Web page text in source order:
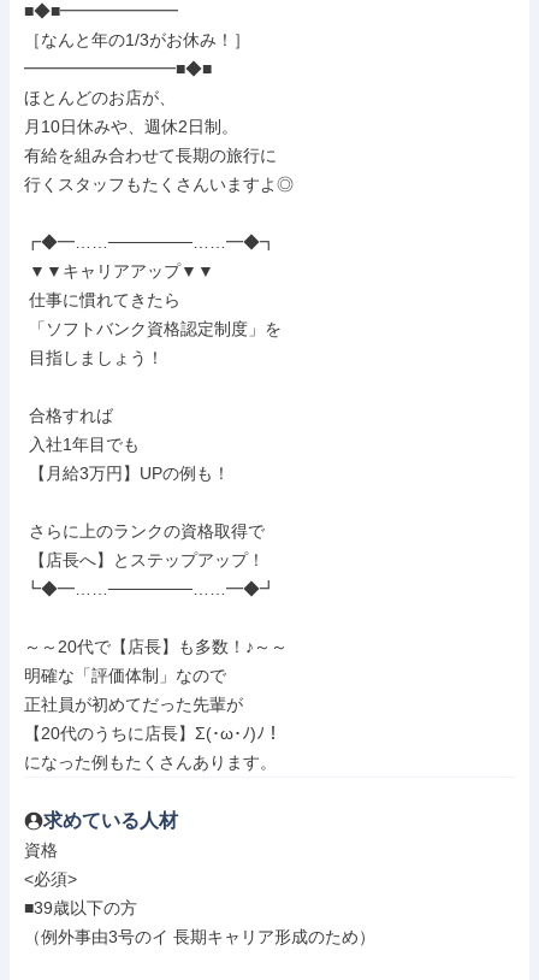
■◆■━━━━━━━
［なんと年の1/3がお休み！］
━━━━━━━━━■◆■
ほとんどのお店が、
月10日休みや、週休2日制。
有給を組み合わせて長期の旅行に
行くスタッフもたくさんいますよ◎
┏◆━……───────……━◆┓
┗◆━……───────……━◆┛
～～20代で【店長】も多数！♪～～
明確な「評価体制」なので
正社員が初めてだった先輩が
【20代のうちに店長】Σ(･ω･ﾉ)ﾉ！
になった例もたくさんあります。
求めている人材
資格
<必須>
■39歳以下の方
（例外事由3号のイ 長期キャリア形成のため）